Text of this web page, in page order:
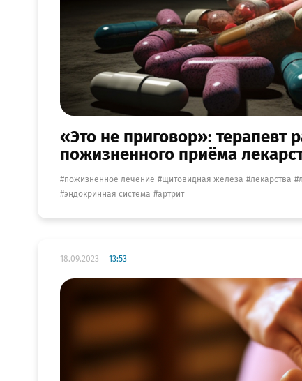
«Это не приговор»: терапевт
пожизненного приёма
пожизненное лечение щитовидная железа лекарства
эндокринная система
артрит
18.09.2023 13:53